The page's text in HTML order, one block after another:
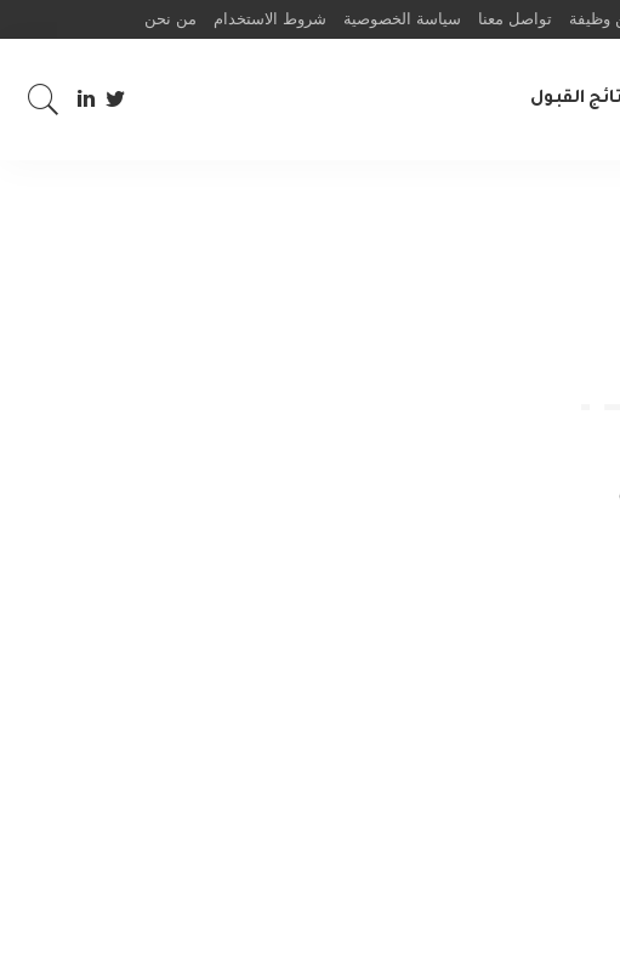
وظيفة تواصل معنا سياسة الخصوصية شروط الاستخدام من نحن
القبول